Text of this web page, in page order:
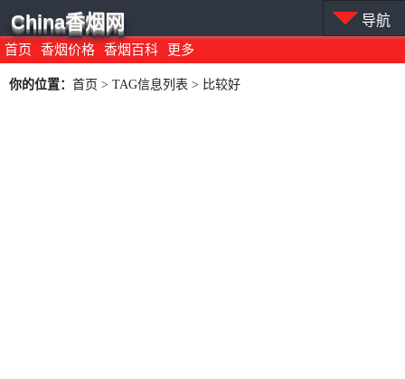
首页 香烟价格 香烟百科 更多
China香烟网 导航
你的位置： 首页 > TAG信息列表 > 比较好